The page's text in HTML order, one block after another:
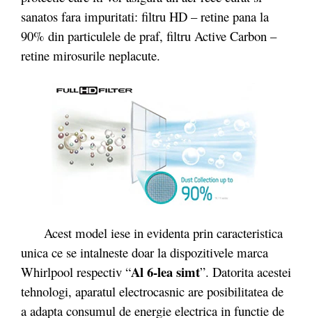
sanatos fara impuritati: filtru HD – retine pana la
90% din particulele de praf, filtru Active Carbon –
retine mirosurile neplacute.
Acest model iese in evidenta prin caracteristica
unica ce se intalneste doar la dispozitivele marca
Whirlpool respectiv “Al 6-lea simt”. Datorita acestei
tehnologi, aparatul electrocasnic are posibilitatea de
a adapta consumul de energie electrica in functie de